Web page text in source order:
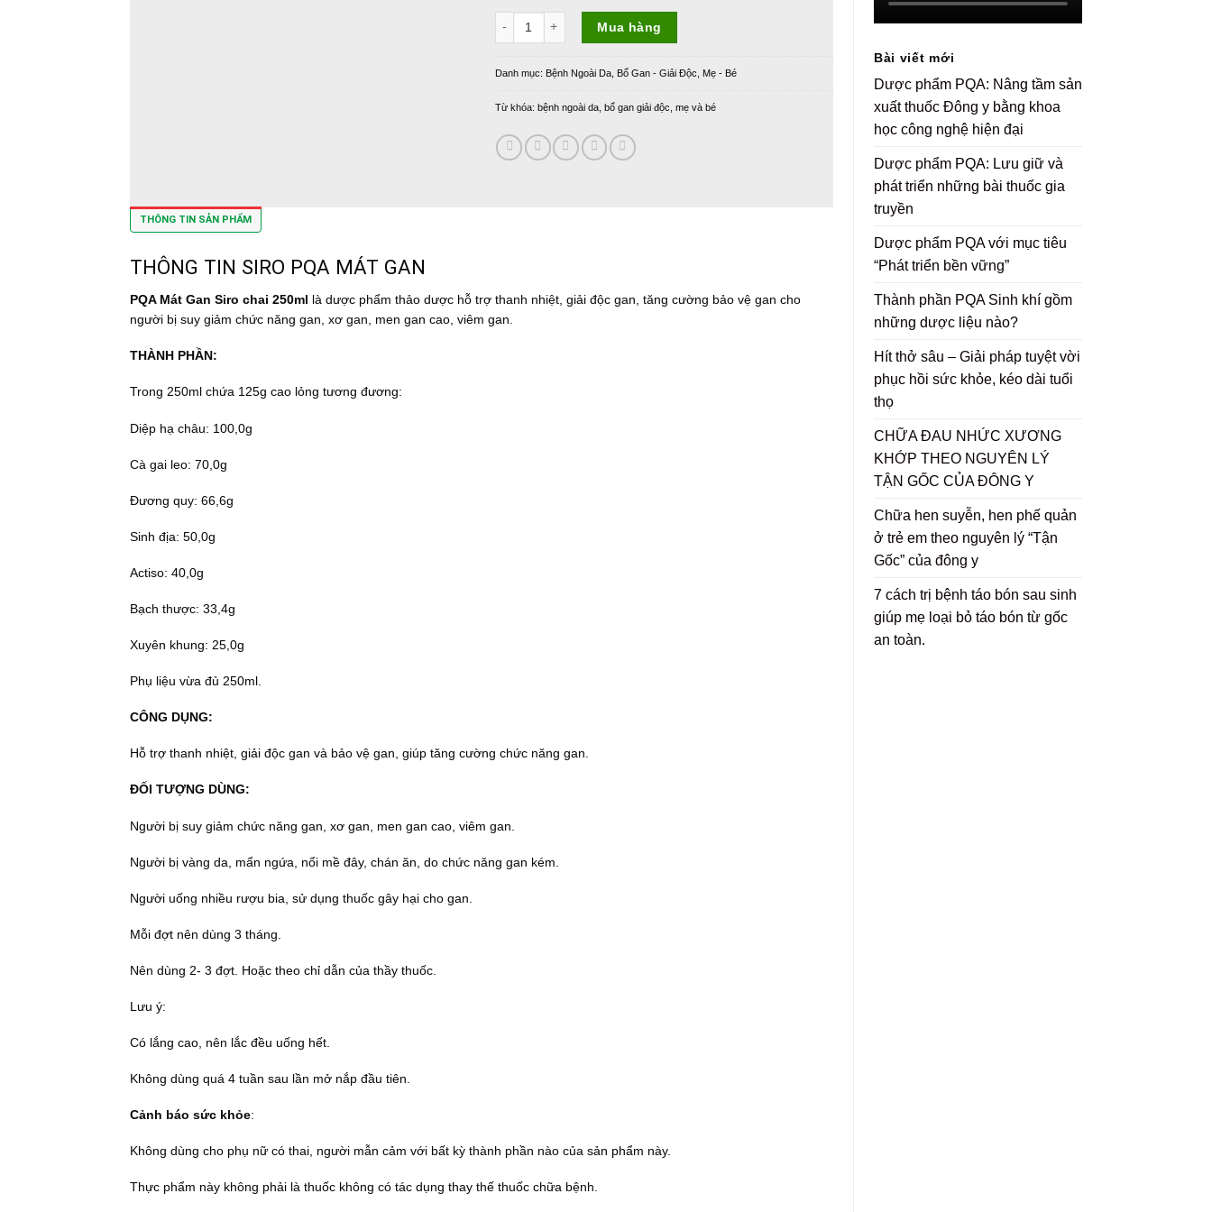
Bài viết mới
Dược phẩm PQA: Nâng tầm sản
xuất thuốc Đông y bằng khoa
học công nghệ hiện đại
Dược phẩm PQA: Lưu giữ và
phát triển những bài thuốc gia
truyền
Dược phẩm PQA với mục tiêu
“Phát triển bền vững”
Thành phần PQA Sinh khí gồm
những dược liệu nào?
Hít thở sâu – Giải pháp tuyệt vời
phục hồi sức khỏe, kéo dài tuổi
thọ
CHỮA ĐAU NHỨC XƯƠNG
KHỚP THEO NGUYÊN LÝ
TẬN GỐC CỦA ĐÔNG Y
Chữa hen suyễn, hen phế quản
ở trẻ em theo nguyên lý “Tận
Gốc” của đông y
7 cách trị bệnh táo bón sau sinh
giúp mẹ loại bỏ táo bón từ gốc
an toàn.
siro PQA Mát Gan 250ml số lượng
Mua hàng
Danh mục: Bệnh Ngoài Da Bổ Gan - Giải Độc Mẹ - Bé
Từ khóa: bệnh ngoài da bổ gan giải độc mẹ và bé
THÔNG TIN SẢN PHẨM
THÔNG TIN SIRO PQA MÁT GAN
PQA Mát Gan Siro chai 250ml là dược phẩm thảo dược hỗ trợ thanh nhiệt, giải độc gan, tăng cường bảo vệ gan cho
người bị suy giảm chức năng gan, xơ gan, men gan cao, viêm gan.
THÀNH PHẦN:
Trong 250ml chứa 125g cao lỏng tương đương:
Diệp hạ châu: 100,0g
Cà gai leo: 70,0g
Đương quy: 66,6g
Sinh địa: 50,0g
Actiso: 40,0g
Bạch thược: 33,4g
Xuyên khung: 25,0g
Phụ liệu vừa đủ 250ml.
CÔNG DỤNG:
Hỗ trợ thanh nhiệt, giải độc gan và bảo vệ gan, giúp tăng cường chức năng gan.
ĐỐI TƯỢNG DÙNG:
Người bị suy giảm chức năng gan, xơ gan, men gan cao, viêm gan.
Người bị vàng da, mẩn ngứa, nổi mề đây, chán ăn, do chức năng gan kém.
Người uống nhiều rượu bia, sử dụng thuốc gây hại cho gan.
Mỗi đợt nên dùng 3 tháng.
Nên dùng 2- 3 đợt. Hoặc theo chỉ dẫn của thầy thuốc.
Lưu ý:
Có lắng cao, nên lắc đều uống hết.
Không dùng quá 4 tuần sau lần mở nắp đầu tiên.
Cảnh báo sức khỏe:
Không dùng cho phụ nữ có thai, người mẫn cảm với bất kỳ thành phần nào của sản phẩm này.
Thực phẩm này không phải là thuốc không có tác dụng thay thế thuốc chữa bệnh.